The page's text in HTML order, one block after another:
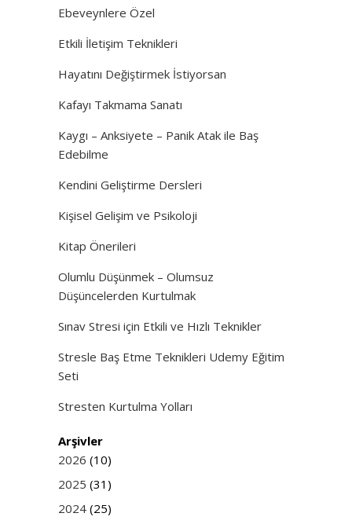
Ebeveynlere Özel
Etkili İletişim Teknikleri
Hayatını Değiştirmek İstiyorsan
Kafayı Takmama Sanatı
Kaygı – Anksiyete – Panik Atak ile Baş
Edebilme
Kendini Geliştirme Dersleri
Kişisel Gelişim ve Psikoloji
Kitap Önerileri
Olumlu Düşünmek – Olumsuz
Düşüncelerden Kurtulmak
Sınav Stresi için Etkili ve Hızlı Teknikler
Stresle Baş Etme Teknikleri Udemy Eğitim
Seti
Stresten Kurtulma Yolları
Arşivler
2026 (10)
2025 (31)
2024 (25)